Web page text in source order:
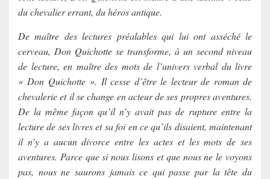
du chevalier errant, du héros antique.
De maître des lectures préalables qui lui ont asséché le
cerveau, Don Quichotte se transforme, à un second niveau
de lecture, en maître des mots de l’univers verbal du livre
« Don Quichotte ». Il cesse d’être le lecteur de roman de
chevalerie et il se change en acteur de ses propres aventures.
De la même façon qu’il n’y avait pas de rupture entre la
lecture de ses livres et sa foi en ce qu’ils disaient, maintenant
il n’y a aucun divorce entre les actes et les mots de ses
aventures. Parce que si nous lisons et que nous ne le voyons
pas, nous ne saurons jamais ce qui passe par la tête du